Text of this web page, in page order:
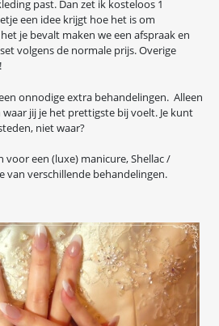
past. Dan zet ik kosteloos 1
een idee krijgt hoe het is om
je bevalt maken we een afspraak en
volgens de normale prijs. Overige
onnodige extra behandelingen. Alleen
jij je het prettigste bij voelt. Je kunt
niet waar?
voor een (luxe) manicure, Shellac /
van verschillende behandelingen.